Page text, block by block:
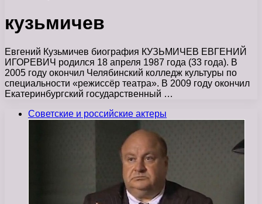
кузьмичев
Евгений Кузьмичев биография КУЗЬМИЧЕВ ЕВГЕНИЙ
ИГОРЕВИЧ родился 18 апреля 1987 года (33 года). В
2005 году окончил Челябинский колледж культуры по
специальности «режиссёр театра». В 2009 году окончил
Екатеринбургский государственный …
Советские и российские актеры